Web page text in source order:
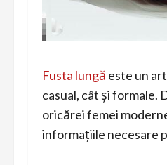
Fusta lungă este un
casual, cât și
oricărei femei
informațiile necesare